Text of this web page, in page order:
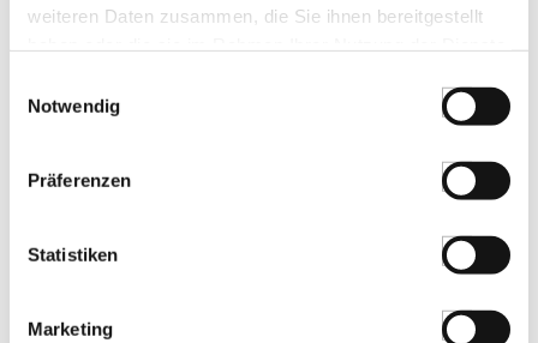
weiteren Daten zusammen, die Sie ihnen bereitgestellt
Notwendig
Präferenzen
Statistiken
Marketing
SO2/Sulfite
Spuren
Spuren
Rohrzucker, Karamell- und Malznoten,